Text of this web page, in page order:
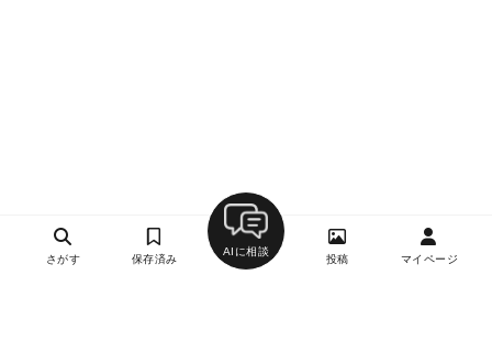
さがす 保存済み
AIに相談
投稿 マイページ